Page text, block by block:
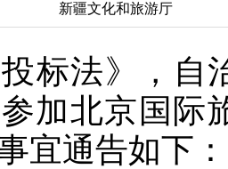
新疆文化和旅游厅
标法》，自
加北京国际
宜通告如下：